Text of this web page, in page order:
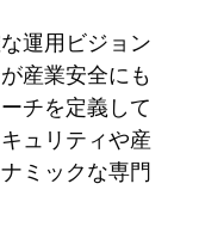
運用ビジョン
産業安全にも
チを定義して
ュリティや産
ミックな専門